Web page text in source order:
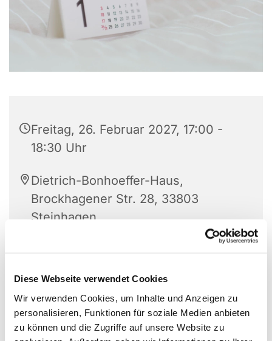
Diese Webseite verwendet Cookies
Wir verwenden Cookies, um Inhalte und Anzeigen zu
personalisieren, Funktionen für soziale Medien anbieten
zu können und die Zugriffe auf unsere Website zu
Freitag, 26. Februar 2027, 17:00 -
18:30 Uhr
Dietrich-Bonhoeffer-Haus,
Brockhagener Str. 28, 33803
Steinhagen